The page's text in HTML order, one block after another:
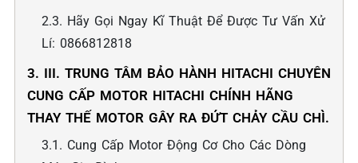
2.3. Hãy Gọi Ngay Kĩ Thuật Để Được Tư Vấn Xử
Lí: 0866812818
3. III. TRUNG TÂM BẢO HÀNH HITACHI CHUYÊN
CUNG CẤP MOTOR HITACHI CHÍNH HÃNG
THAY THẾ MOTOR GÂY RA ĐỨT CHẢY CẦU CHÌ.
3.1. Cung Cấp Motor Động Cơ Cho Các Dòng